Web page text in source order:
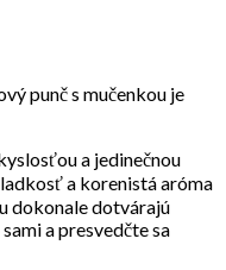
punč s mučenkou je
a jedinečnou
a korenistá aróma
dokonale dotvárajú
a presvedčte sa